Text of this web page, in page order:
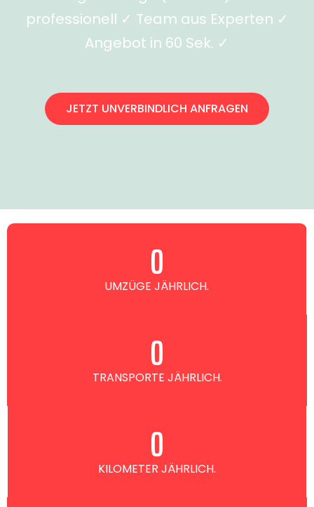
professionell ✓ Team aus Experten ✓
Angebot in 60 Sek. ✓
JETZT UNVERBINDLICH ANFRAGEN
UMZÜGE JÄHRLICH.
0
TRANSPORTE JÄHRLICH.
0
KILOMETER JÄHRLICH.
0